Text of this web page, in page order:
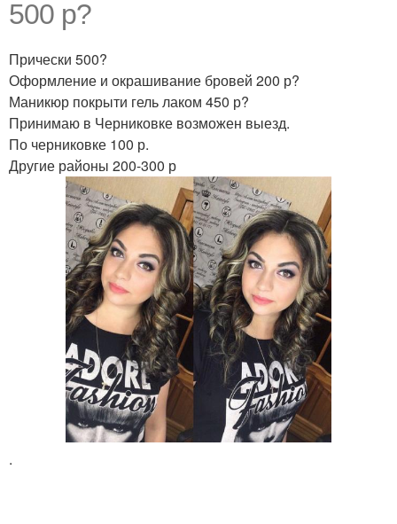
500 р?
Прически 500?
Оформление и окрашивание бровей 200 р?
Маникюр покрыти гель лаком 450 р?
Принимаю в Черниковке возможен выезд.
По черниковке 100 р.
Другие районы 200-300 р
.